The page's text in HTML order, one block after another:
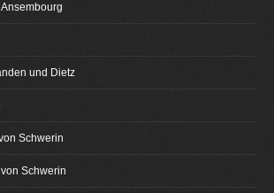
und Dietz
Schwerin
Schwerin